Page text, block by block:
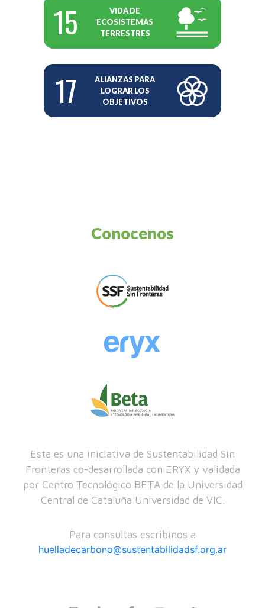
15
VIDA DE
ECOSISTEMAS
TERRESTRES
17
ALIANZAS PARA
LOGRAR LOS
OBJETIVOS
Conocenos
Esta es una iniciativa de Sustentabilidad Sin
Fronteras co-desarrollada con ERYX y validada
por Centro Tecnológico BETA de la Universidad
Central de Cataluña Universidad de VIC.
Para consultas escribinos a
huelladecarbono@sustentabilidadsf.org.ar